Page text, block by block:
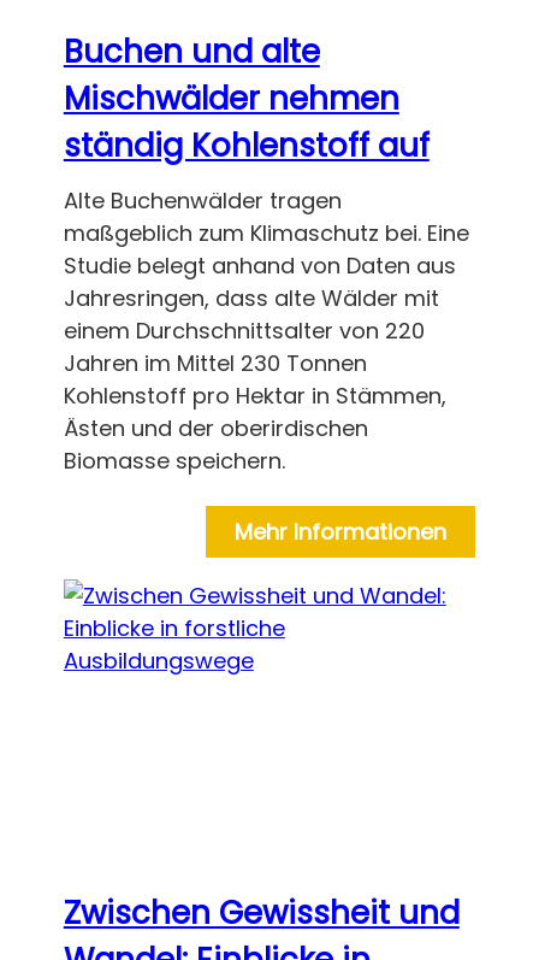
Buchen und alte
Mischwälder nehmen
ständig Kohlenstoff auf
Alte Buchenwälder tragen
maßgeblich zum Klimaschutz bei. Eine
Studie belegt anhand von Daten aus
Jahresringen, dass alte Wälder mit
einem Durchschnittsalter von 220
Jahren im Mittel 230 Tonnen
Kohlenstoff pro Hektar in Stämmen,
Ästen und der oberirdischen
Biomasse speichern.
Mehr Informationen
Zwischen Gewissheit und